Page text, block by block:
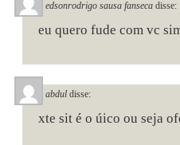
edsonrodrigo sausa fanseca disse:
eu quero fude com vc
abdul disse:
xte sit é o úico ou seja